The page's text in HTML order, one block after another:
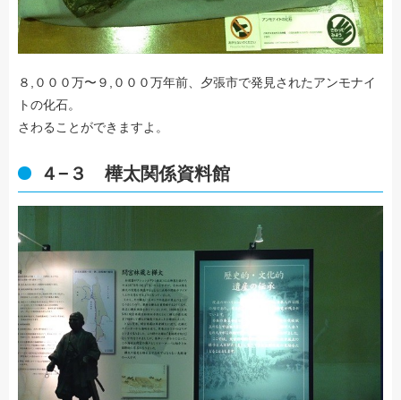
８,０００万〜９,０００万年前、夕張市で発見されたアンモナイ
トの化石。
さわることができますよ。
４−３ 樺太関係資料館